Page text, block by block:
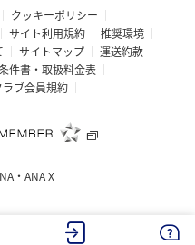
クッキーポリシー
サイト利用規約
推奨環境
サイトマップ
運送約款
件書・取扱料金表
ブ会員規約
・ANA X